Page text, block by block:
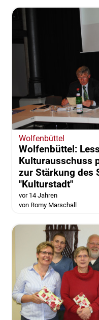
Wolfenbüttel
Wolfenbüttel:
Kulturausschuss
zur Stärkung des
"Kulturstadt"
vor 14 Jahren
von Romy Marschall